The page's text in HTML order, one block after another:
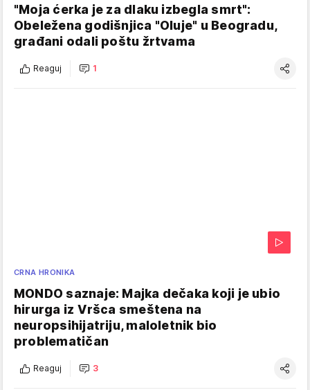
"Moja ćerka je za dlaku izbegla smrt":
Obeležena godišnjica "Oluje" u Beogradu,
građani odali poštu žrtvama
Reaguj 1
CRNA HRONIKA
MONDO saznaje: Majka dečaka koji je ubio
hirurga iz Vršca smeštena na
neuropsihijatriju, maloletnik bio
problematičan
Reaguj 3